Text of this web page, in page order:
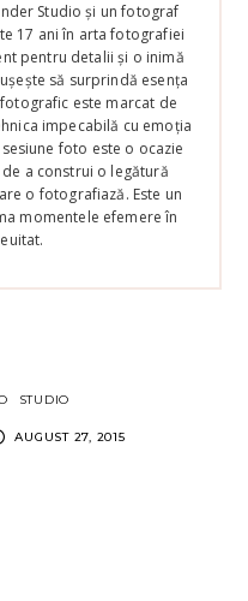
Studio și un fotograf
17 ani în arta fotografiei
pentru detalii și o inimă
să surprindă esența
este marcat de
impecabilă cu emoția
foto este o ocazie
a construi o legătură
o fotografiază. Este un
momentele efemere în
STUDIO
AUGUST 27, 2015